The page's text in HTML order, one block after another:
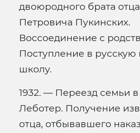
двоюродного брата
Петровича Пукинских.
Воссоединение с
Поступление в русскую
школу.
1932. — Переезд семьи
Леботер. Получение
отца, отбывавшего